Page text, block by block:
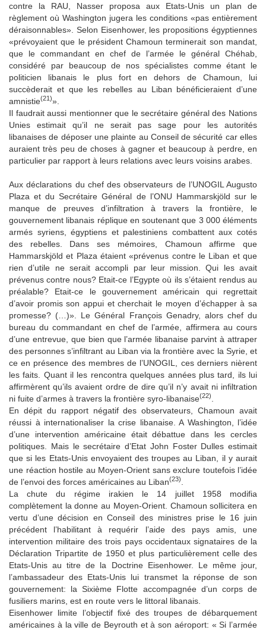
contre la RAU, Nasser proposa aux Etats-Unis un plan de
règlement où Washington jugera les conditions «pas entièrement
déraisonnables». Selon Eisenhower, les propositions égyptiennes
«prévoyaient que le président Chamoun terminerait son mandat,
que le commandant en chef de l’armée le général Chéhab,
considéré par beaucoup de nos spécialistes comme étant le
politicien libanais le plus fort en dehors de Chamoun, lui
succèderait et que les rebelles au Liban bénéficieraient d’une
amnistie(21)».
Il faudrait aussi mentionner que le secrétaire général des Nations
Unies estimait qu’il ne serait pas sage pour les autorités
libanaises de déposer une plainte au Conseil de sécurité car elles
auraient très peu de choses à gagner et beaucoup à perdre, en
particulier par rapport à leurs relations avec leurs voisins arabes.
Aux déclarations du chef des observateurs de l’UNOGIL Augusto
Plaza et du Secrétaire Général de l’ONU Hammarskjöld sur le
manque de preuves d’infiltration à travers la frontière, le
gouvernement libanais réplique en soutenant que 3 000 éléments
armés syriens, égyptiens et palestiniens combattent aux cotés
des rebelles. Dans ses mémoires, Chamoun affirme que
Hammarskjöld et Plaza étaient «prévenus contre le Liban et que
rien d’utile ne serait accompli par leur mission. Qui les avait
prévenus contre nous? Etait-ce l’Egypte où ils s’étaient rendus au
préalable? Etait-ce le gouvernement américain qui regrettait
d’avoir promis son appui et cherchait le moyen d’échapper à sa
promesse? (…)». Le Général François Genadry, alors chef du
bureau du commandant en chef de l’armée, affirmera au cours
d’une entrevue, que bien que l’armée libanaise parvint à attraper
des personnes s’infiltrant au Liban via la frontière avec la Syrie, et
ce en présence des membres de l’UNOGIL, ces derniers nièrent
les faits. Quant il les rencontra quelques années plus tard, ils lui
affirmèrent qu’ils avaient ordre de dire qu’il n’y avait ni infiltration
ni fuite d’armes à travers la frontière syro-libanaise(22)
En dépit du rapport négatif des observateurs, Chamoun avait
réussi à internationaliser la crise libanaise. A Washington, l’idée
d’une intervention américaine était débattue dans les cercles
politiques. Mais le secrétaire d’Etat John Foster Dulles estimait
que si les Etats-Unis envoyaient des troupes au Liban, il y aurait
une réaction hostile au Moyen-Orient sans exclure toutefois l’idée
de l’envoi des forces américaines au Liban(23)
La chute du régime irakien le 14 juillet 1958 modifia
complètement la donne au Moyen-Orient. Chamoun sollicitera en
vertu d’une décision en Conseil des ministres prise le 16 juin
précédent l’habilitant à requérir l’aide des pays amis, une
intervention militaire des trois pays occidentaux signataires de la
Déclaration Tripartite de 1950 et plus particulièrement celle des
Etats-Unis au titre de la Doctrine Eisenhower. Le même jour,
l’ambassadeur des Etats-Unis lui transmet la réponse de son
gouvernement: la Sixième Flotte accompagnée d’un corps de
fusiliers marins, est en route vers le littoral libanais.
Eisenhower limite l’objectif fixé des troupes de débarquement
américaines à la ville de Beyrouth et à son aéroport: « Si l’armée